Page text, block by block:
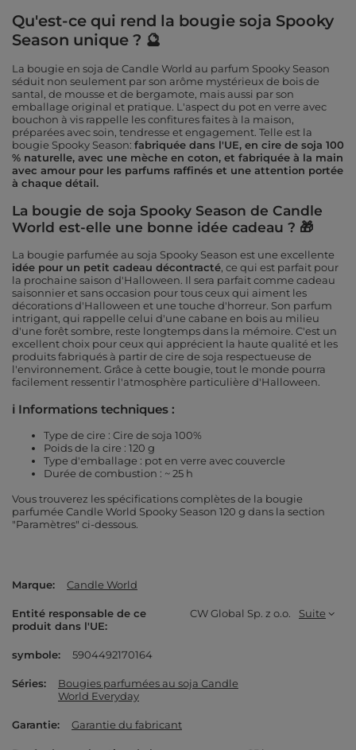
Qu'est-ce qui rend la bougie soja Spooky
Season unique ? 🔮
La bougie en soja de Candle World au parfum Spooky Season
séduit non seulement par son arôme mystérieux de bois de
santal, de mousse et de bergamote, mais aussi par son
emballage original et pratique. L'aspect du pot en verre avec
bouchon à vis rappelle les confitures faites à la maison,
préparées avec soin, tendresse et engagement. Telle est la
bougie Spooky Season: fabriquée dans l'UE, en cire de soja 100
% naturelle, avec une mèche en coton, et fabriquée à la main
avec amour pour les parfums raffinés et une attention portée
à chaque détail.
La bougie de soja Spooky Season de Candle
World est-elle une bonne idée cadeau ? 🎁
La bougie parfumée au soja Spooky Season est une excellente
idée pour un petit cadeau décontracté, ce qui est parfait pour
la prochaine saison d'Halloween. Il sera parfait comme cadeau
saisonnier et sans occasion pour tous ceux qui aiment les
décorations d'Halloween et une touche d'horreur. Son parfum
intrigant, qui rappelle celui d'une cabane en bois au milieu
d'une forêt sombre, reste longtemps dans la mémoire. C'est un
excellent choix pour ceux qui apprécient la haute qualité et les
produits fabriqués à partir de cire de soja respectueuse de
l'environnement. Grâce à cette bougie, tout le monde pourra
facilement ressentir l'atmosphère particulière d'Halloween.
ℹ️ Informations techniques :
Type de cire : Cire de soja 100%
Poids de la cire : 120 g
Type d'emballage : pot en verre avec couvercle
Durée de combustion : ~ 25 h
Vous trouverez les spécifications complètes de la bougie
parfumée Candle World Spooky Season 120 g dans la section
"Paramètres" ci-dessous.
Marque Candle World
Entité responsable de ce
produit dans l'UE
CW Global Sp. z o.o. Suite
symbole 5904492170164
Séries
Bougies parfumées au soja Candle
World Everyday
Garantie Garantie du fabricant